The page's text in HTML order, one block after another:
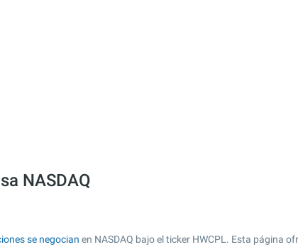
NASDAQ
se negocian en NASDAQ bajo el ticker HWCPL. Esta página